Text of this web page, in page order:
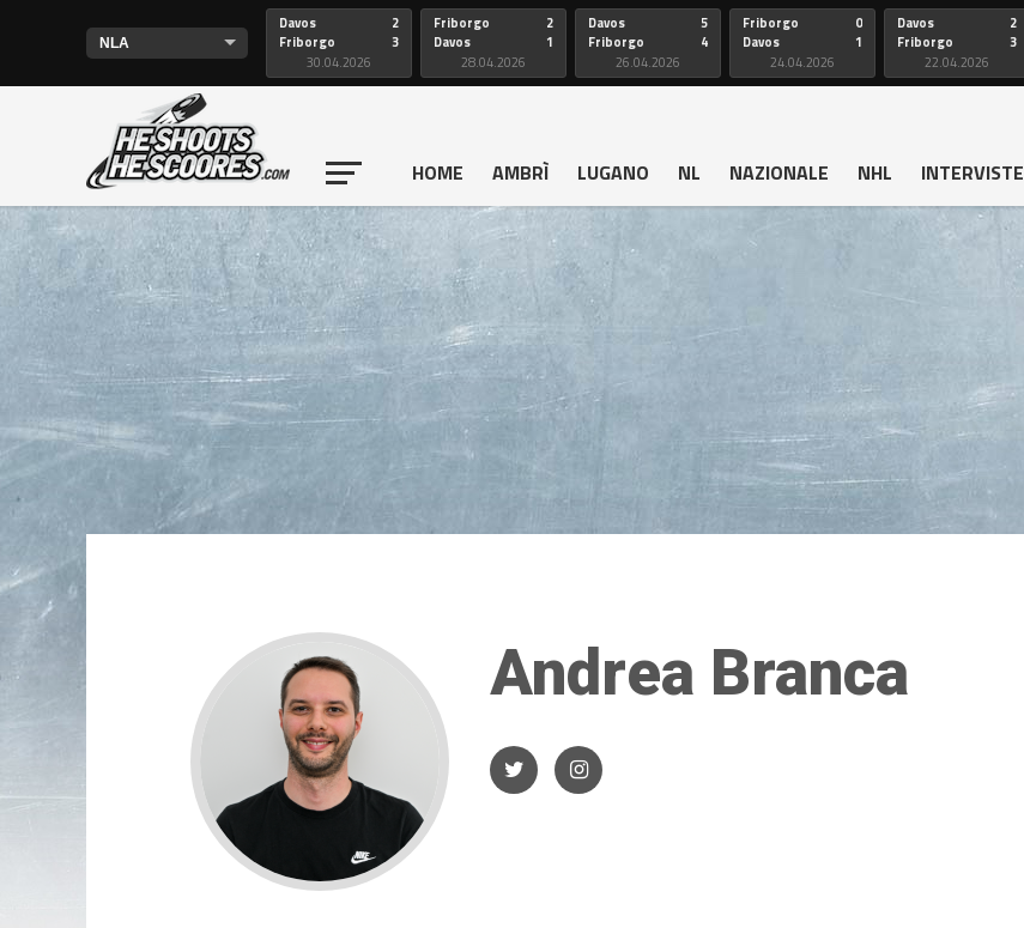
Davos
Friborgo
2
3
30.04.2026
Friborgo
Davos
2
1
28.04.2026
Davos
Friborgo
5
4
26.04.2026
Friborgo
Davos
0
1
24.04.2026
Davos
Friborgo
2
3
22.04.2026
HOME AMBRÌ LUGANO NL NAZIONALE NHL INTERVISTE
Andrea Branca